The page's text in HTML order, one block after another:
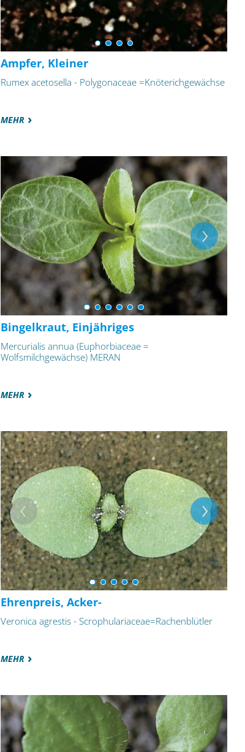
Ampfer, Kleiner
Rumex acetosella - Polygonaceae =Knöterichgewächse
MEHR
Bingelkraut, Einjähriges
Mercurialis annua (Euphorbiaceae =
Wolfsmilchgewächse) MERAN
MEHR
Ehrenpreis, Acker-
Veronica agrestis - Scrophulariaceae=Rachenblütler
MEHR